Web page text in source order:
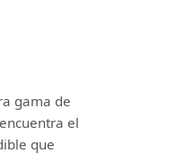
gama de
el
que